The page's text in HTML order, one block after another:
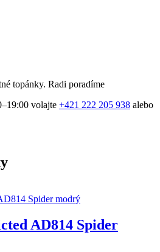
topánky. Radi poradíme
volajte +421 222 205 938 alebo
AD814 Spider